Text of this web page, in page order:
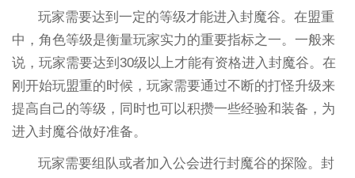
玩家需要达到一定的等级才能进入封魔谷。在盟重
中，角色等级是衡量玩家实力的重要指标之一。一般来
说，玩家需要达到30级以上才能有资格进入封魔谷。在
刚开始玩盟重的时候，玩家需要通过不断的打怪升级来
提高自己的等级，同时也可以积攒一些经验和装备，为
进入封魔谷做好准备。
玩家需要组队或者加入公会进行封魔谷的探险。封